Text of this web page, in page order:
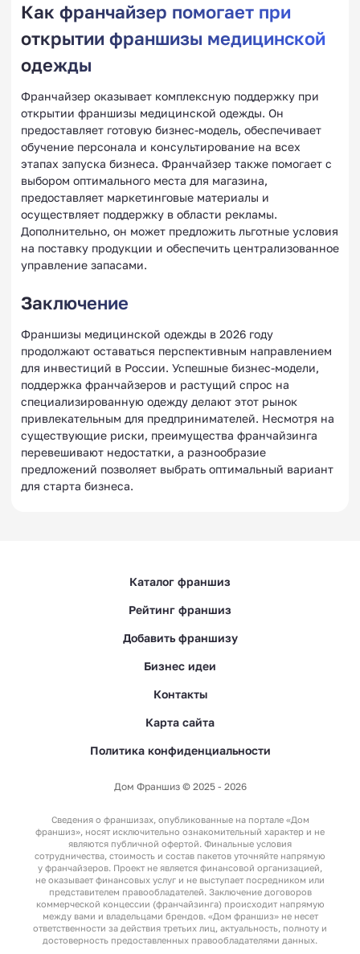
Как франчайзер помогает при
открытии франшизы медицинской
одежды
Франчайзер оказывает комплексную поддержку при
открытии франшизы медицинской одежды. Он
предоставляет готовую бизнес-модель, обеспечивает
обучение персонала и консультирование на всех
этапах запуска бизнеса. Франчайзер также помогает с
выбором оптимального места для магазина,
предоставляет маркетинговые материалы и
осуществляет поддержку в области рекламы.
Дополнительно, он может предложить льготные условия
на поставку продукции и обеспечить централизованное
управление запасами.
Заключение
Франшизы медицинской одежды в 2026 году
продолжают оставаться перспективным направлением
для инвестиций в России. Успешные бизнес-модели,
поддержка франчайзеров и растущий спрос на
специализированную одежду делают этот рынок
привлекательным для предпринимателей. Несмотря на
существующие риски, преимущества франчайзинга
перевешивают недостатки, а разнообразие
предложений позволяет выбрать оптимальный вариант
для старта бизнеса.
Каталог франшиз
Рейтинг франшиз
Добавить франшизу
Бизнес идеи
Контакты
Карта сайта
Политика конфиденциальности
Дом Франшиз © 2025 - 2026